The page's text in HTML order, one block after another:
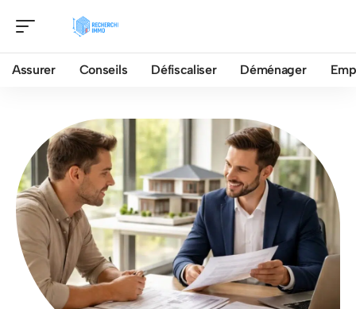
Assurer Conseils Défiscaliser Déménager